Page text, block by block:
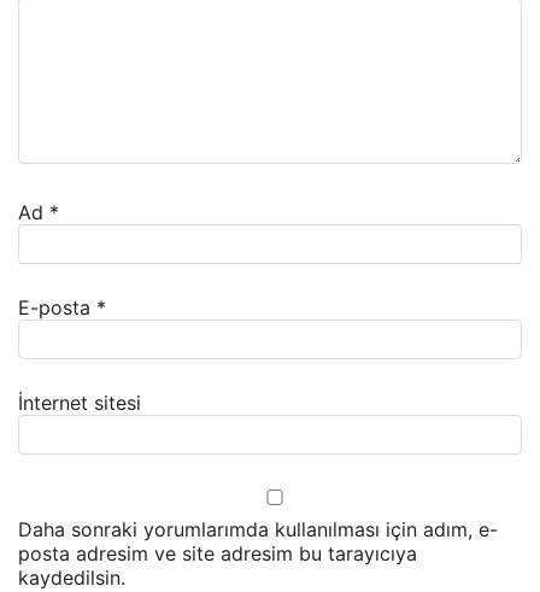
Ad *
E-posta *
İnternet sitesi
Daha sonraki yorumlarımda kullanılması için adım, e-
posta adresim ve site adresim bu tarayıcıya
kaydedilsin.